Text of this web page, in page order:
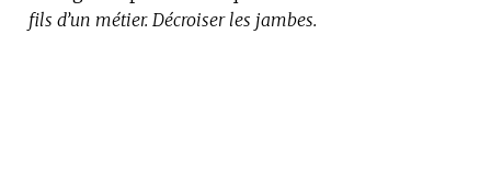
fils d’un métier. Décroiser les jambes.